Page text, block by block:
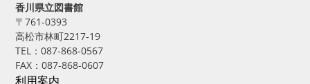
香川県立図書館
〒761-0393
高松市林町2217-19
TEL：087-868-0567
FAX：087-868-0607
利用案内